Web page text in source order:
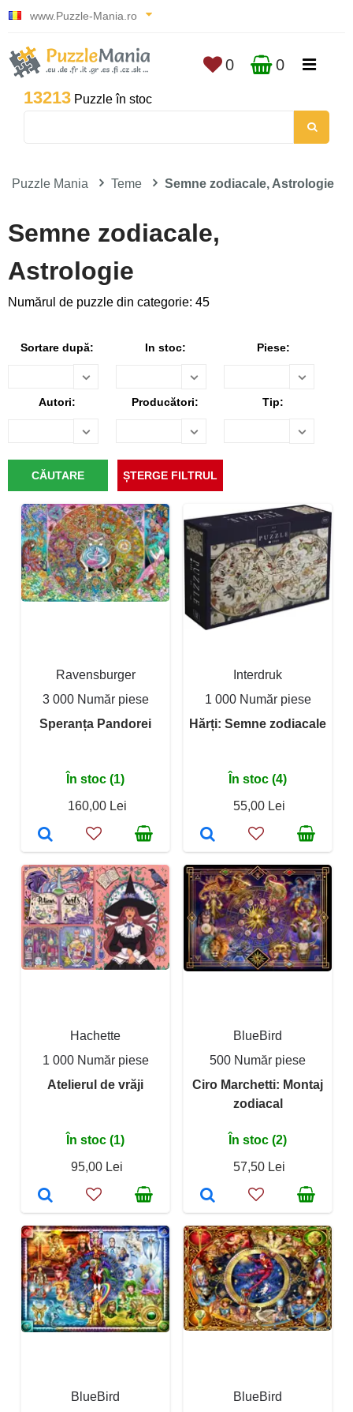
www.Puzzle-Mania.ro
13213 Puzzle în stoc
0 0
Puzzle Mania Teme Semne zodiacale, Astrologie
Semne zodiacale,
Astrologie
Numărul de puzzle din categorie: 45
Sortare după: In stoc: Piese:
Autori: Producători: Tip:
Ravensburger
3 000 Număr piese
Speranța Pandorei
În stoc (1)
160,00 Lei
Interdruk
1 000 Număr piese
Hărți: Semne zodiacale
În stoc (4)
55,00 Lei
Hachette
1 000 Număr piese
Atelierul de vrăji
În stoc (1)
95,00 Lei
BlueBird
500 Număr piese
Ciro Marchetti: Montaj
zodiacal
În stoc (2)
57,50 Lei
BlueBird
BlueBird